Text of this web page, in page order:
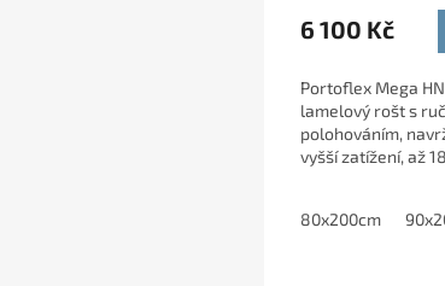
6 100 Kč
Portoflex Mega
lamelový rošt s
polohováním,
vyšší zatížení, až
80x200cm